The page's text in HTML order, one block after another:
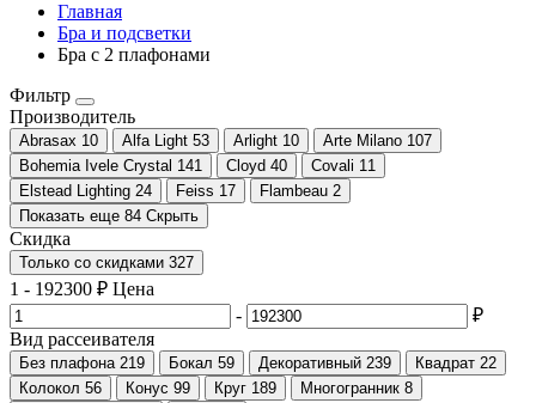
Главная
Бра и подсветки
Бра с 2 плафонами
Фильтр
Производитель
Abrasax 10 Alfa Light 53 Arlight 10 Arte Milano 107
Bohemia Ivele Crystal 141 Cloyd 40 Covali 11
Elstead Lighting 24 Feiss 17 Flambeau 2
Показать еще 84 Скрыть
Скидка
Только со cкидками 327
1 - 192300 ₽ Цена
-
₽
Вид рассеивателя
Без плафона 219 Бокал 59 Декоративный 239 Квадрат 22
Колокол 56 Конус 99 Круг 189 Многогранник 8